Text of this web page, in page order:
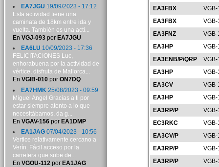
EA3FBX
EA3FBX
EA3FNZ
EA3HP
EA3ENB/P/QRP
EA3HP
EA3CV
EA3HP
EA3RP/P
EC3RKC
EA3CV/P
EA3RP/P
EA3RP/P
EA7JGU 19/09/2023 - 17:12
Esta actividad tiene una
caminata de 18km entre ida y
vuelta. También es una acti...
En VGJ-093por EA7JGU
EA6LU 10/09/2023 - 17:36
FELICITACIONES Luc,
enhorabuena por la actividad de
vértice, disfruta de Mallorca...
En VGIB-010por ON7DQ
EA7HMK 25/08/2023 - 09:59
Miguel Angel Gracias a ti por
estar siempre atento a lo que
necesitábamos, da g...
En VGAV-156por EA1DMP
EA1JAG07/04/2023 - 10:56
Vertice relativamente cercano a
Verín. Fácil acceso por la
carretera que sube de...
En VGOU-112por EA1JAG